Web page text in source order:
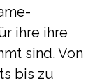
ihre ihre
sind. Von
bis zu